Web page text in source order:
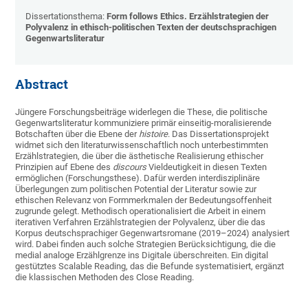
Dissertationsthema:Form follows Ethics. Erzählstrategien der
Polyvalenz in ethisch-politischen Texten der deutschsprachigen
Gegenwartsliteratur
Abstract
Jüngere Forschungsbeiträge widerlegen die These, die politische
Gegenwartsliteratur kommuniziere primär einseitig-moralisierende
Botschaften über die Ebene der histoire. Das Dissertationsprojekt
widmet sich den literaturwissenschaftlich noch unterbestimmten
Erzählstrategien, die über die ästhetische Realisierung ethischer
Prinzipien auf Ebene des discoursVieldeutigkeit in diesen Texten
ermöglichen (Forschungsthese). Dafür werden interdisziplinäre
Überlegungen zum politischen Potential der Literatur sowie zur
ethischen Relevanz von Formmerkmalen der Bedeutungsoffenheit
zugrunde gelegt. Methodisch operationalisiert die Arbeit in einem
iterativen Verfahren Erzählstrategien der Polyvalenz, über die das
Korpus deutschsprachiger Gegenwartsromane (2019–2024) analysiert
wird. Dabei finden auch solche Strategien Berücksichtigung, die die
medial analoge Erzählgrenze ins Digitale überschreiten. Ein digital
gestütztes Scalable Reading, das die Befunde systematisiert, ergänzt
die klassischen Methoden des Close Reading.